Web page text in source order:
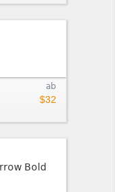
ab
$32